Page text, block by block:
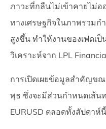
ภาวะที่กลืนไม่เข้าคายไม่
ทางเศรษฐกิจในภาพรวมก
สูงขึ้น ทำให้งานของเฟดเ
วิเคราะห์จาก LPL
การเปิดเผยข้อมูลสำคัญขณ
พุธ ซึ่งจะมีส่วนกำหนดเส้น
EURUSD ตลอดทั้งสัปดาห์นี้